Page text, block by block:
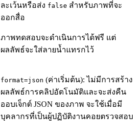
ละเว้นหรือส่ง false สำหรับภาพที่จะ
ออกสื่อ
ภาพทดสอบจะดำเนินการได้ฟรี แต่
ผลลัพธ์จะใส่ลายน้ำแทรกไว้
format=json (ค่าเริ่มต้น): ไม่มีการสร้าง
ผลลัพธ์การคลิปอัตโนมัติและจะส่งคืน
ออบเจ็กต์ JSON ของภาพ จะใช้เมื่อมี
บุคลากรที่เป็นผู้ปฏิบัติงานคอยตรวจสอบ